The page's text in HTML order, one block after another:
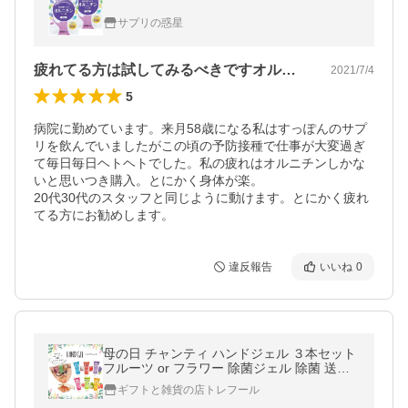
サプリの惑星
疲れてる方は試してみるべきですオルニチン 2021/7/4
5
病院に勤めています。来月58歳になる私はすっぽんのサプ
リを飲んでいましたがこの頃の予防接種で仕事が大変過ぎ
て毎日毎日ヘトヘトでした。私の疲れはオルニチンしかな
いと思いつき購入。とにかく身体が楽。
20代30代のスタッフと同じように動けます。とにかく疲れ
てる方にお勧めします。
違反報告 いいね 0
母の日 チャンティ ハンドジェル ３本セット
フルーツ or フラワー 除菌ジェル 除菌 送料
無料 (ゆうパケット)
ギフトと雑貨の店トレフール